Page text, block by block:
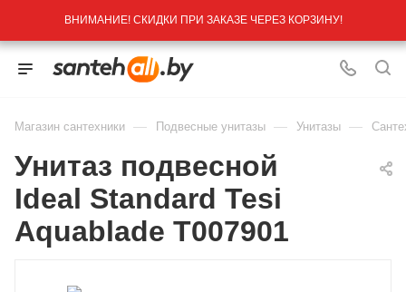
ВНИМАНИЕ! СКИДКИ ПРИ ЗАКАЗЕ ЧЕРЕЗ КОРЗИНУ!
Магазин сантехники — Подвесные унитазы — Унитазы —
Унитаз подвесной
Ideal Standard Tesi
Aquablade T007901